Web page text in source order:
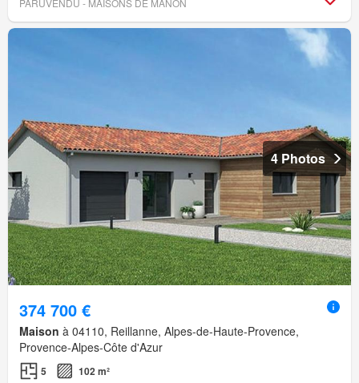
PARUVENDU - MAISONS DE MANON
4 Photos
374 700 €
Maison à 04110, Reillanne, Alpes-de-Haute-Provence,
Provence-Alpes-Côte d'Azur
5 102 m²